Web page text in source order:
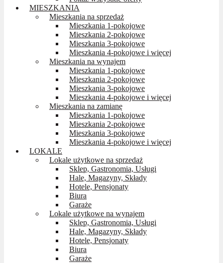
MIESZKANIA
Mieszkania na sprzedaż
Mieszkania 1-pokojowe
Mieszkania 2-pokojowe
Mieszkania 3-pokojowe
Mieszkania 4-pokojowe i więcej
Mieszkania na wynajem
Mieszkania 1-pokojowe
Mieszkania 2-pokojowe
Mieszkania 3-pokojowe
Mieszkania 4-pokojowe i więcej
Mieszkania na zamianę
Mieszkania 1-pokojowe
Mieszkania 2-pokojowe
Mieszkania 3-pokojowe
Mieszkania 4-pokojowe i więcej
LOKALE
Lokale użytkowe na sprzedaż
Sklep, Gastronomia, Usługi
Hale, Magazyny, Składy
Hotele, Pensjonaty
Biura
Garaże
Lokale użytkowe na wynajem
Sklep, Gastronomia, Usługi
Hale, Magazyny, Składy
Hotele, Pensjonaty
Biura
Garaże